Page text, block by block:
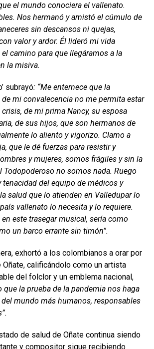
el mundo conociera el vallenato.
Nos hermanó y amistó el cúmulo de
sin descansos ni quejas,
valor y ardor. Él lideró mi vida
camino para que llegáramos a la
la misiva.
subrayó: “Me enternece que la
mi convalecencia no me permita estar
crisis, de mi prima Nancy, su esposa
de sus hijos, que son hermanos de
lo aliento y vigorizo. Clamo a
que le dé fuerzas para resistir y
y mujeres, somos frágiles y sin la
Todopoderoso no somos nada. Ruego
tenacidad del equipo de médicos y
salud que lo atienden en Valledupar lo
vallenato lo necesita y lo requiere.
este trasegar musical, sería como
un barco errante sin timón”.
exhortó a los colombianos a orar por
Oñate, calificándolo como un artista
del folclor y un emblema nacional,
que la prueba de la pandemia nos haga
mundo más humanos, responsables
de salud de Oñate continua siendo
y compositor sigue recibiendo